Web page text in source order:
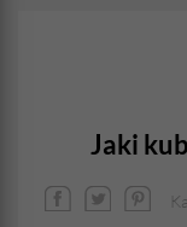
Jaki